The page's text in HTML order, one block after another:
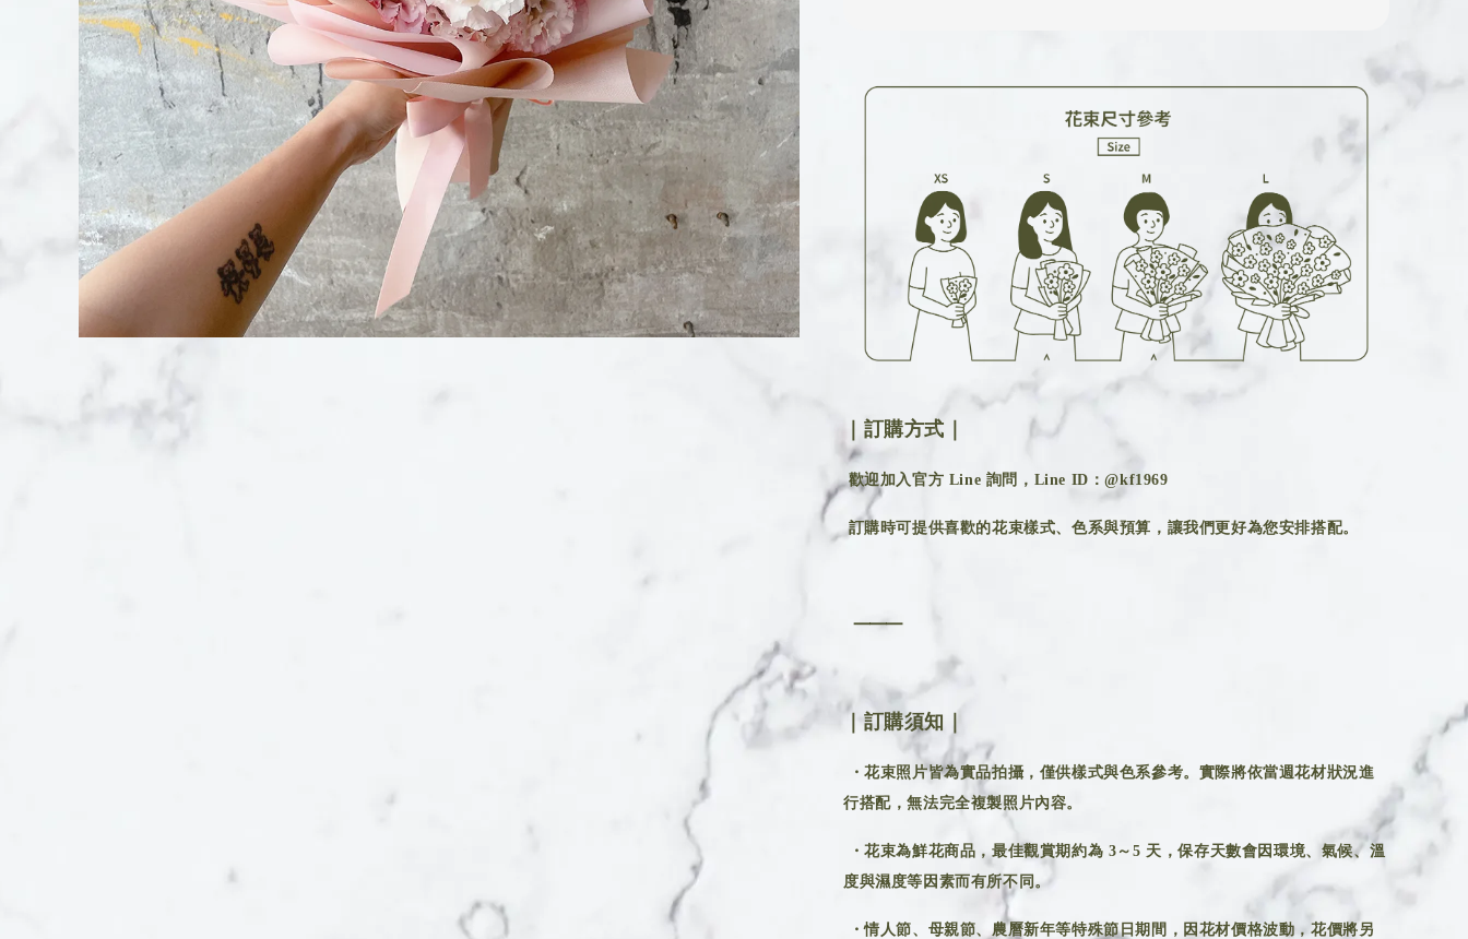
｜訂購方式｜
歡迎加入官方 Line 詢問，Line ID：@kf1969
訂購時可提供喜歡的花束樣式、色系與預算，讓我們更好為您安排搭配。
⸻
｜訂購須知｜
・花束照片皆為實品拍攝，僅供樣式與色系參考。實際將依當週花材狀況進
行搭配，無法完全複製照片內容。
・花束為鮮花商品，最佳觀賞期約為 3～5 天，保存天數會因環境、氣候、溫
度與濕度等因素而有所不同。
・情人節、母親節、農曆新年等特殊節日期間，因花材價格波動，花價將另